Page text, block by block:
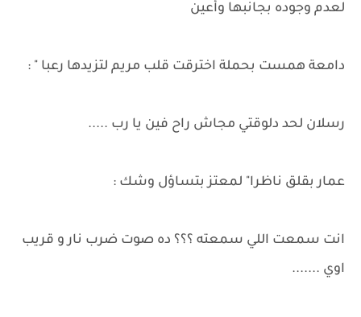
لعدم وجوده بجانبها وأعين
دامعة همست بحملة اخترقت قلب مريم لتزيدها رعبا " :
رسلان لحد دلوقتي مجاش راح فين يا رب .....
عمار بقلق ناظرا" لمعتز بتساؤل وشك :
انت سمعت اللي سمعته ؟؟؟ ده صوت ضرب نار و قريب
اوي .......